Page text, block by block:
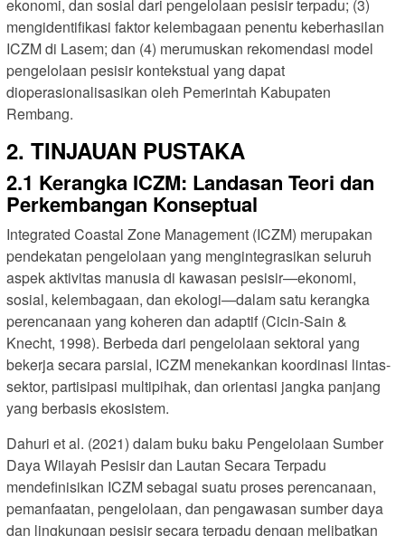
ekonomi, dan sosial dari pengelolaan pesisir terpadu; (3)
mengidentifikasi faktor kelembagaan penentu keberhasilan
ICZM di Lasem; dan (4) merumuskan rekomendasi model
pengelolaan pesisir kontekstual yang dapat
dioperasionalisasikan oleh Pemerintah Kabupaten
Rembang.
2. TINJAUAN PUSTAKA
2.1 Kerangka ICZM: Landasan Teori dan
Perkembangan Konseptual
Integrated Coastal Zone Management (ICZM) merupakan
pendekatan pengelolaan yang mengintegrasikan seluruh
aspek aktivitas manusia di kawasan pesisir—ekonomi,
sosial, kelembagaan, dan ekologi—dalam satu kerangka
perencanaan yang koheren dan adaptif (Cicin-Sain &
Knecht, 1998). Berbeda dari pengelolaan sektoral yang
bekerja secara parsial, ICZM menekankan koordinasi lintas-
sektor, partisipasi multipihak, dan orientasi jangka panjang
yang berbasis ekosistem.
Dahuri et al. (2021) dalam buku baku Pengelolaan Sumber
Daya Wilayah Pesisir dan Lautan Secara Terpadu
mendefinisikan ICZM sebagai suatu proses perencanaan,
pemanfaatan, pengelolaan, dan pengawasan sumber daya
dan lingkungan pesisir secara terpadu dengan melibatkan